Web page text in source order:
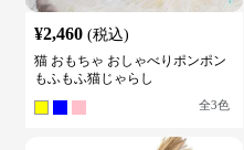
¥2,460 (税込)
猫 おもちゃ おしゃべりポンポン
もふもふ猫じゃらし
全3色